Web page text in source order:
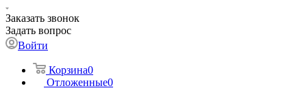
Заказать звонок
Задать вопрос
Войти
Корзина0
Отложенные0